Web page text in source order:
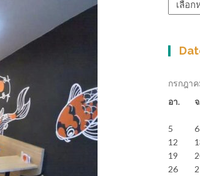
หมู่
กรกฎา
อา.
5
6
12
19
26